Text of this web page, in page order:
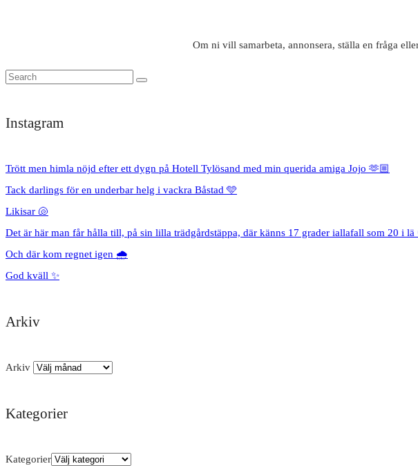
Om ni vill samarbeta, annonsera, ställa en fråga
Instagram
Trött men himla nöjd efter ett dygn på Hotell Tylösand med min querida amiga Jojo 🫶🏼
Tack darlings för en underbar helg i vackra Båstad 🩵
Likisar 🐚
Det är här man får hålla till, på sin lilla trädgårdstäppa, där känns 17 grader iallafall som 20 i lä
Och där kom regnet igen 🌧️
God kväll ✨
Arkiv
Arkiv
Kategorier
Kategorier